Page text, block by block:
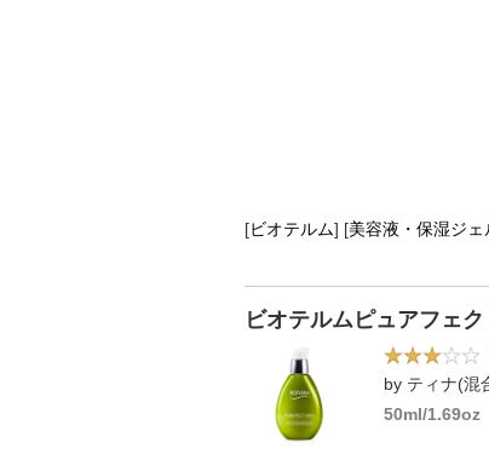
[ビオテルム] [美容液・保湿ジェ
ビオテルムピュアフェ
by ティナ(混
50ml/1.69oz